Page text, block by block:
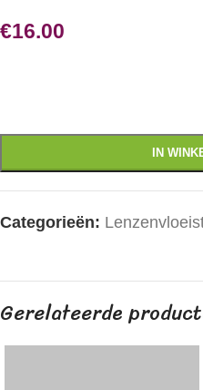
€16.00
IN
Categorieën:
Gerelateerde